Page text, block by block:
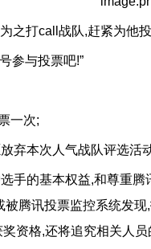
之打call战队,赶紧为他
参与投票吧!”
一次;
弃本次人气战队评选活
手的基本权益,和尊重
被腾讯投票监控系统发
资格,还将追究相关人